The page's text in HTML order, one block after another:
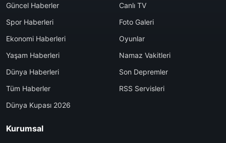
Güncel Haberler
Spor Haberleri
Ekonomi Haberleri
Yaşam Haberleri
Dünya Haberleri
Tüm Haberler
Dünya Kupası 2026
Canlı TV
Foto Galeri
Oyunlar
Namaz Vakitleri
Son Depremler
RSS Servisleri
Kurumsal